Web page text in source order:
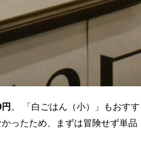
。 「白ごはん（小）」もおすす
ったため、まずは冒険せず単品